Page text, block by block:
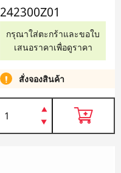
242300Z01
กรุณาใส่ตะกร้าและขอใบ
เสนอราคาเพื่อดูราคา
สั่งจองสินค้า